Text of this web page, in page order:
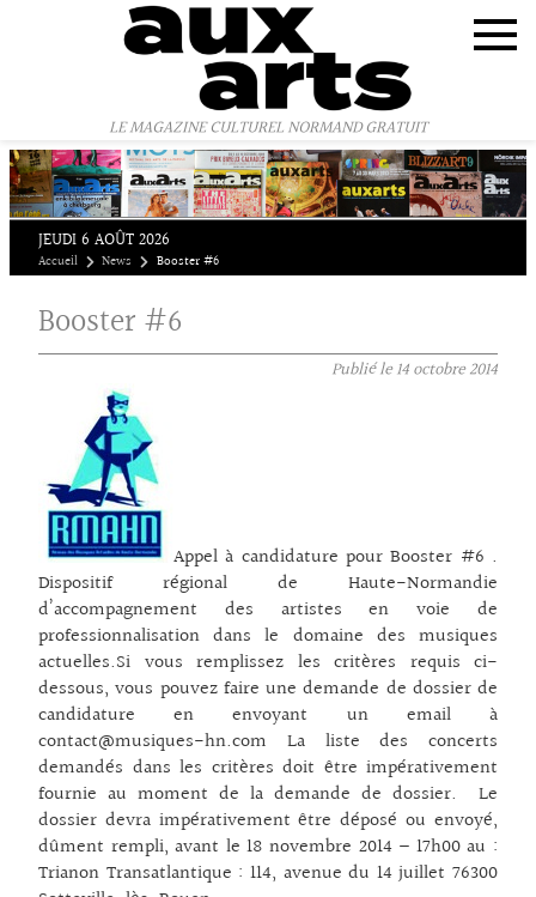
LE MAGAZINE CULTUREL NORMAND GRATUIT
JEUDI 6 AOÛT 2026
Accueil News Booster #6
Booster #6
Publié le14 octobre 2014
Appel à candidature pour Booster #6 .
Dispositif régional de Haute-Normandie
d’accompagnement des artistes en voie de
professionnalisation dans le domaine des musiques
actuelles.Si vous remplissez les critères requis ci-
dessous, vous pouvez faire une demande de dossier de
candidature en envoyant un email à
contact@musiques-hn.com La liste des concerts
demandés dans les critères doit être impérativement
fournie au moment de la demande de dossier. Le
dossier devra impérativement être déposé ou envoyé,
dûment rempli, avant le 18 novembre 2014 – 17h00 au :
Trianon Transatlantique : 114, avenue du 14 juillet 76300
Panneau de gestion des cookies